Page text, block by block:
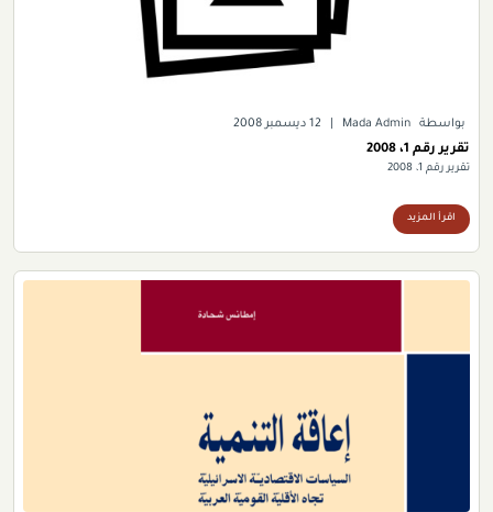
بواسطة Mada Admin 12 ديسمبر 2008
تقرير رقم 1، 2008
تقرير رقم 1، 2008
اقرأ المزيد